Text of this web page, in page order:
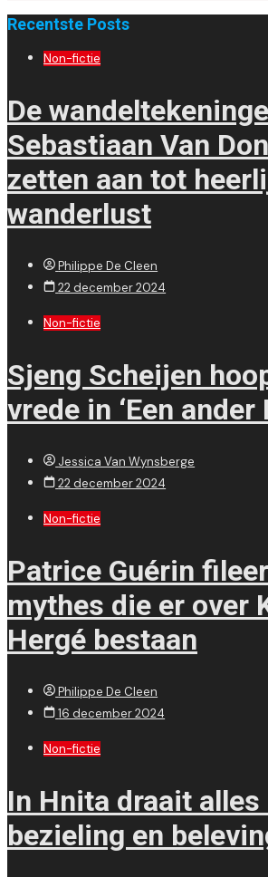
Recentste Posts
Non-fictie
De
Sebastiaan Van
zetten aan tot
wanderlust
Philippe De Cleen
22 december 2024
Non-fictie
Sjeng Scheijen
vrede in ‘Een ander
Jessica Van Wynsberge
22 december 2024
Non-fictie
Patrice Guérin
mythes die er over
Hergé bestaan
Philippe De Cleen
16 december 2024
Non-fictie
In Hnita draait alles
bezieling en